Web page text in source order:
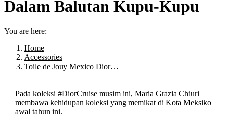
Dalam Balutan Kupu-Kupu
You are here:
Home
Accessories
Toile de Jouy Mexico Dior…
Pada koleksi #DiorCruise musim ini, Maria Grazia Chiuri
membawa kehidupan koleksi yang memikat di Kota Meksiko
awal tahun ini.